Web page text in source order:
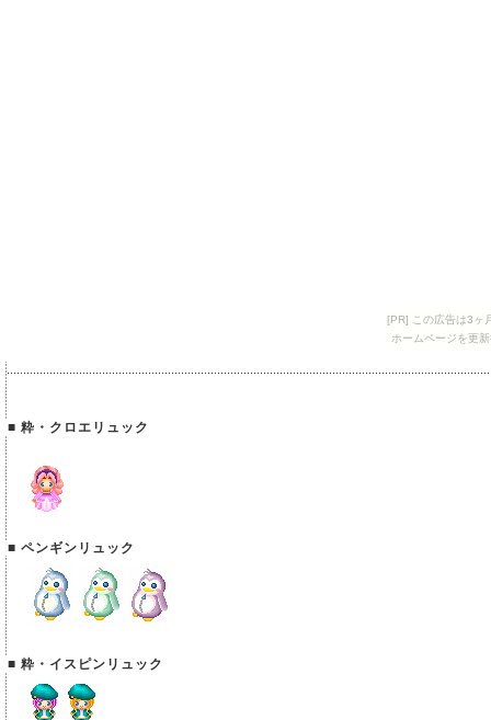
[PR] この広告は3ヶ
ホームページを更
■ 粋・クロエリュック
■ ペンギンリュック
■ 粋・イスピンリュック